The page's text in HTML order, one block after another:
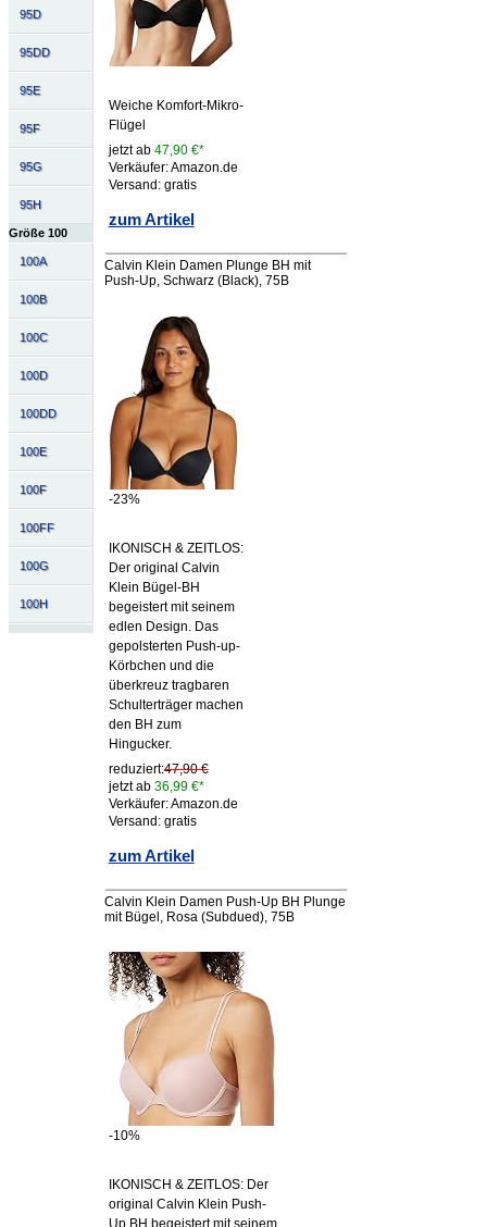
95D
95DD
95E
95F
95G
95H
Größe 100
100A
100B
100C
100D
100DD
100E
100F
100FF
100G
100H
Weiche Komfort-Mikro-
Flügel
jetzt ab 47,90 €*
Verkäufer: Amazon.de
Versand: gratis
zum Artikel
Calvin Klein Damen Plunge BH mit
Push-Up, Schwarz (Black), 75B
-23%
IKONISCH & ZEITLOS:
Der original Calvin
Klein Bügel-BH
begeistert mit seinem
edlen Design. Das
gepolsterten Push-up-
Körbchen und die
überkreuz tragbaren
Schulterträger machen
den BH zum
Hingucker.
reduziert:47,90 €
jetzt ab 36,99 €*
Verkäufer: Amazon.de
Versand: gratis
zum Artikel
Calvin Klein Damen Push-Up BH Plunge
mit Bügel, Rosa (Subdued), 75B
-10%
IKONISCH & ZEITLOS: Der
original Calvin Klein Push-
Up BH begeistert mit seinem